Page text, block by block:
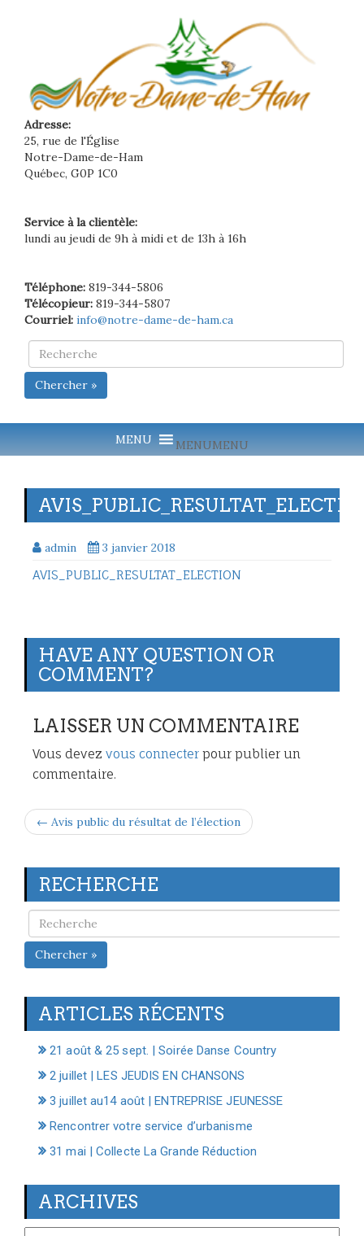
Adresse:
25, rue de l'Église
Notre-Dame-de-Ham
Québec, G0P 1C0
Service à la clientèle:
lundi au jeudi de 9h à midi et de 13h à 16h
Téléphone: 819-344-5806
Télécopieur: 819-344-5807
Courriel: info@notre-dame-de-ham.ca
Chercher »
MENUMENU
admin 3 janvier 2018
AVIS_PUBLIC_RESULTAT_ELECTION
HAVE ANY QUESTION OR
COMMENT?
LAISSER UN COMMENTAIRE
Vous devez vous connecter pour publier un
commentaire.
← Avis public du résultat de l’élection
RECHERCHE
Chercher »
ARTICLES RÉCENTS
21 août & 25 sept. | Soirée Danse Country
2 juillet | LES JEUDIS EN CHANSONS
3 juillet au14 août | ENTREPRISE JEUNESSE
Rencontrer votre service d’urbanisme
31 mai | Collecte La Grande Réduction
ARCHIVES